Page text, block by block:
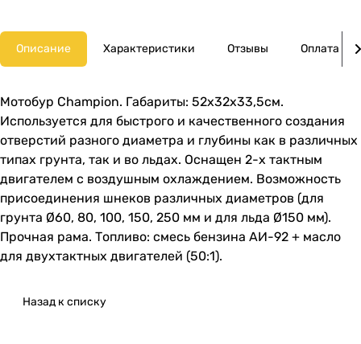
Описание Характеристики Отзывы Оплата
Мотобур Champion. Габариты: 52х32х33,5см.
Используется для быстрого и качественного создания
отверстий разного диаметра и глубины как в различных
типах грунта, так и во льдах. Оснащен 2-х тактным
двигателем с воздушным охлаждением. Возможность
присоединения шнеков различных диаметров (для
грунта Ø60, 80, 100, 150, 250 мм и для льда Ø150 мм).
Прочная рама. Топливо: смесь бензина АИ-92 + масло
для двухтактных двигателей (50:1).
Назад к списку